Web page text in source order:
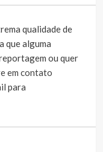
qualidade de
que alguma
ou quer
em contato
para